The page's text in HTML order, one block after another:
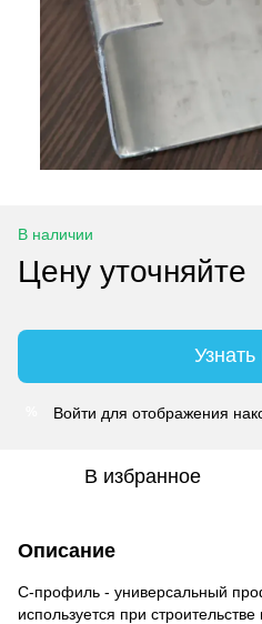
В наличии
Цену уточняйте
Узнать
Войти для отображения
В избранное
Описание
С-профиль - универсальный
используется при